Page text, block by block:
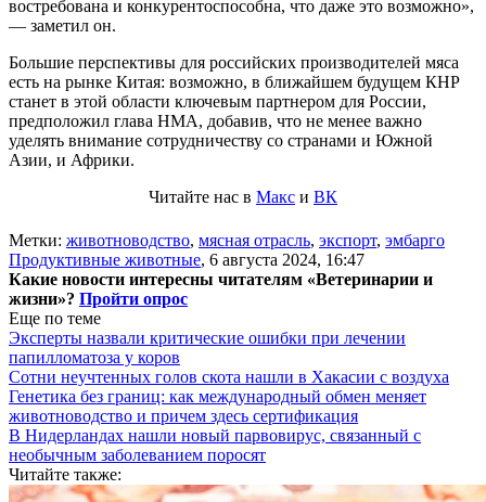
востребована и конкурентоспособна, что даже это возможно»,
— заметил он.
Большие перспективы для российских производителей мяса
есть на рынке Китая: возможно, в ближайшем будущем КНР
станет в этой области ключевым партнером для России,
предположил глава НМА, добавив, что не менее важно
уделять внимание сотрудничеству со странами и Южной
Азии, и Африки.
Читайте нас в Макс и ВК
Метки: животноводство, мясная отрасль, экспорт, эмбарго
Продуктивные животные, 6 августа 2024, 16:47
Какие новости интересны читателям «Ветеринарии и
жизни»? Пройти опрос
Еще по теме
Эксперты назвали критические ошибки при лечении
папилломатоза у коров
Сотни неучтенных голов скота нашли в Хакасии с воздуха
Генетика без границ: как международный обмен меняет
животноводство и причем здесь сертификация
В Нидерландах нашли новый парвовирус, связанный с
необычным заболеванием поросят
Читайте также: